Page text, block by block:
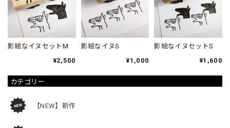
カテゴリー
【NEW】新作
影絵なイヌセットM
¥2,500
影絵なイヌS
¥1,000
影絵なイヌセットS
¥1,600